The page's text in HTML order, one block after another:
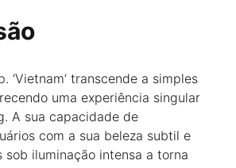
‘Vietnam’ transcende a simples
uma experiência singular
A sua capacidade de
com a sua beleza subtil e
sob iluminação intensa a torna